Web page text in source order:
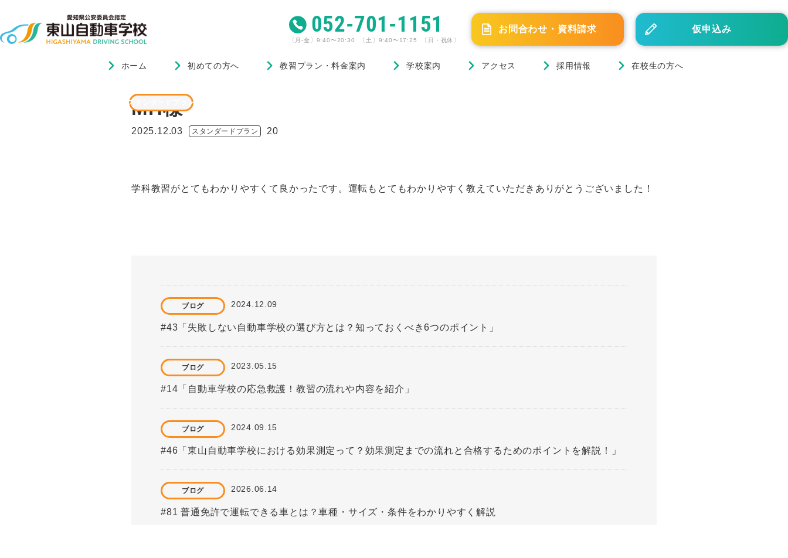
052-701-1151
〔月-金〕9:40〜20:30 〔土〕9:40〜17:25 〔日・祝休〕
お問合わせ・資料請求 仮申込み
ホーム 初めての方へ 教習プラン・料金案内 学校案内 アクセス 採用情報 在校生の方へ
スタンダードプラン
MH様
2025.12.03 スタンダードプラン 20
学科教習がとてもわかりやすくて良かったです。運転もとてもわかりやすく教えていただきありがとうございました！
ブログ 2024.12.09
#43「失敗しない自動車学校の選び方とは？知っておくべき6つのポイント」
ブログ 2023.05.15
#14「自動車学校の応急救護！教習の流れや内容を紹介」
ブログ 2024.09.15
#46「東山自動車学校における効果測定って？効果測定までの流れと合格するためのポイントを解説！」
ブログ 2026.06.14
#81 普通免許で運転できる車とは？車種・サイズ・条件をわかりやすく解説